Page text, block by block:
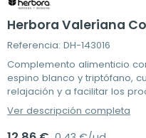
Herbora Valeriana
Referencia: DH-143016
Complemento alimenticio
espino blanco y triptófano,
relajación y a facilitar los
Ver descripción completa